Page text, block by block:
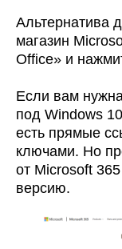
Альтернатива
магазин
Office» и
Если вам
под Windows
есть прямые
ключами. Но
от Microsoft
версию.